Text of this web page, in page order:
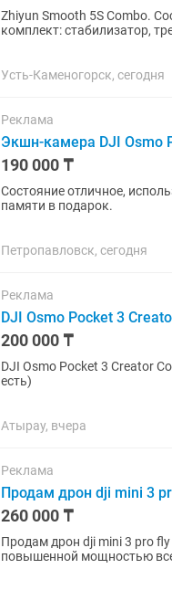
Zhiyun Smooth 5S Combo.
комплект: стабилизатор,
Усть-Каменогорск, сегодня
Реклама
Экшн-камера DJI Osmo
190 000 ₸
Состояние отличное, использовалась бережно.
памяти в подарок.
Петропавловск, сегодня
Реклама
DJI Osmo Pocket 3
200 000 ₸
DJI Osmo Pocket 3 Creator
есть)
Атырау, вчера
Реклама
Продам дрон dji mini 3
260 000 ₸
Продам дрон dji mini 3 pro
повышенной мощностью